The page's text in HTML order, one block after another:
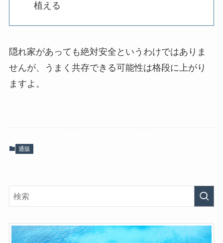
植える
隠れ家があっても絶対安全というわけではありま
せんが、うまく共存できる可能性は格段に上がり
ますよ。
通販